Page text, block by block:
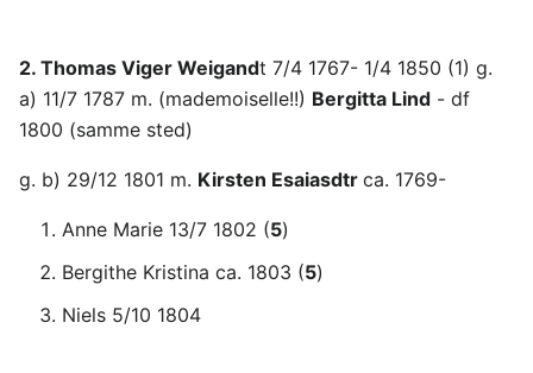
2. Thomas Viger Weigandt 7/4 1767- 1/4 1850 (1) g.
a) 11/7 1787 m. (mademoiselle!!) Bergitta Lind - df
1800 (samme sted)
g. b) 29/12 1801 m. Kirsten Esaiasdtr ca. 1769-
Anne Marie 13/7 1802 (5)
Bergithe Kristina ca. 1803 (5)
Niels 5/10 1804